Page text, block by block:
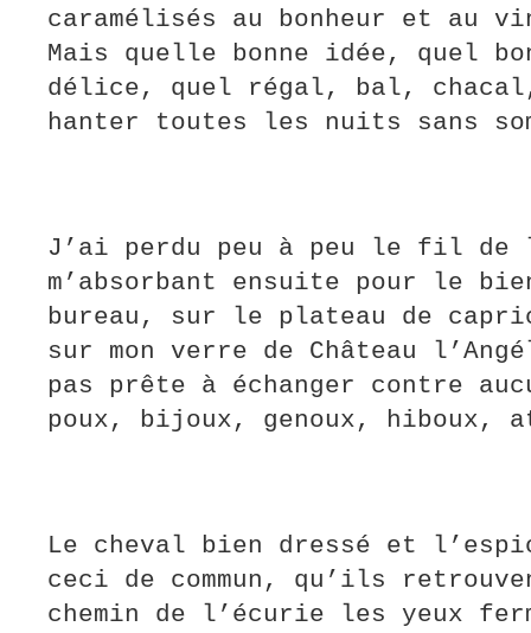
caramélisés au bonheur et au
Mais quelle bonne idée, quel
délice, quel régal, bal,
hanter toutes les nuits sans
J’ai perdu peu à peu le fil de
m’absorbant ensuite pour le
bureau, sur le plateau de
sur mon verre de Château
pas prête à échanger contre
poux, bijoux, genoux, hiboux,
Le cheval bien dressé et
ceci de commun, qu’ils
chemin de l’écurie les yeux